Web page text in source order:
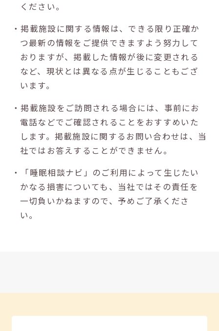
ください。
・掲載施設に関する情報は、できる限り正確か
つ最新の情報をご提供できますよう努力して
おりますが、掲載した情報が後に変更される
など、現状とは異なる点が生じることもござ
います。
・掲載施設をご訪問される場合には、事前にお
電話などでご確認されることをおすすめいた
します。掲載施設に関するお問い合わせは、当
社ではお答えすることができません。
・「睡眠相談ナビ」のご利用によって生じたい
かなる損害についても、当社ではその責任を
一切負いかねますので、予めご了承くださ
い。